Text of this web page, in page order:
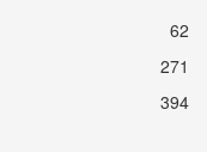
62
271
394